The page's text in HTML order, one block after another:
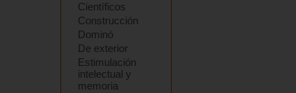
Científicos
Construcción
Dominó
De exterior
Estimulación
intelectual y
memoria